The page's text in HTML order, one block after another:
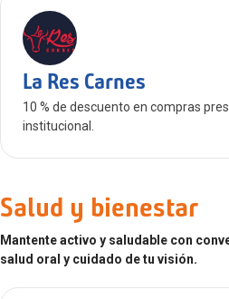
La Res Carnes
10 % de descuento en compras
institucional.
Salud y bienestar
Mantente activo y saludable con
salud oral y cuidado de tu visión.